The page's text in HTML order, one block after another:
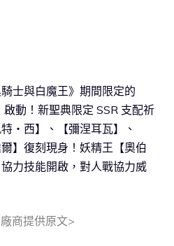
士與白魔王》期間限定的
啟動！新聖典限定 SSR 支配祈
‧西】、【彌涅耳瓦】、
】復刻現身！妖精王【奧伯
力技能開啟，對人戰協力威
商提供原文>